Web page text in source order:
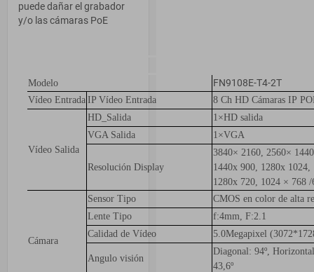
puede dañar el grabador
y/o las cámaras PoE
Modelo FN9108E-T4-2T
Vídeo Entrada IP Vídeo Entrada 8 Ch HD Cámaras IP
Vídeo Salida
HD_Salida
1×HD salida
VGA Salida
1×VGA
Resolución Display
3840× 2160, 2560×
1440x 900, 1280x 1024,
1280x 720, 1024 × 768
Cámara
Sensor Tipo
CMOS en color de alta
Lente Tipo
f:4mm, F:2.1
Calidad de Vídeo
5.0Megapixel
Angulo visión
Diagonal: 94º,
43,6º